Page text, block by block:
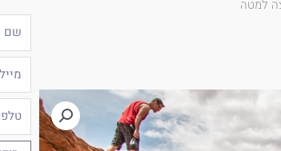
למטה
טלפון